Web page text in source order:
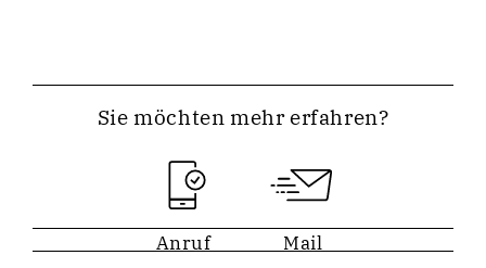
Sie möchten mehr erfahren?
Anruf Mail